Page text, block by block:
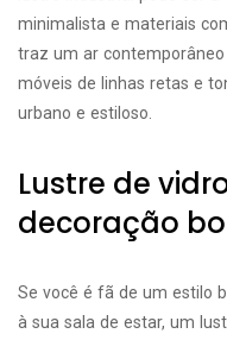
minimalista e materiais
traz um ar
móveis de linhas retas e
urbano e estiloso.
Lustre de
decoração
Se você é fã de um estilo
à sua sala de estar, um